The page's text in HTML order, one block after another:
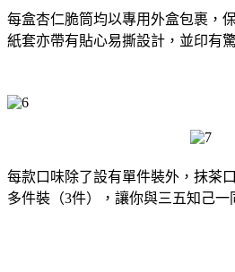
每盒杏仁脆筒均以專用外盒包裹，
紙套亦帶有貼心易撕設計，並印有
每款口 味除了設有單件裝外，抹茶
多件裝（3件），讓你與三五知己一